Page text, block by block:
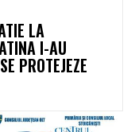
LA
I-AU
PROTEJEZE